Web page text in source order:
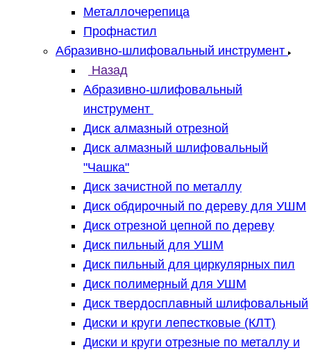
Металлочерепица
Профнастил
Абразивно-шлифовальный инструмент
Назад
Абразивно-шлифовальный
инструмент
Диск алмазный отрезной
Диск алмазный шлифовальный
"Чашка"
Диск зачистной по металлу
Диск обдирочный по дереву для УШМ
Диск отрезной цепной по дереву
Диск пильный для УШМ
Диск пильный для циркулярных пил
Диск полимерный для УШМ
Диск твердосплавный шлифовальный
Диски и круги лепестковые (КЛТ)
Диски и круги отрезные по металлу и